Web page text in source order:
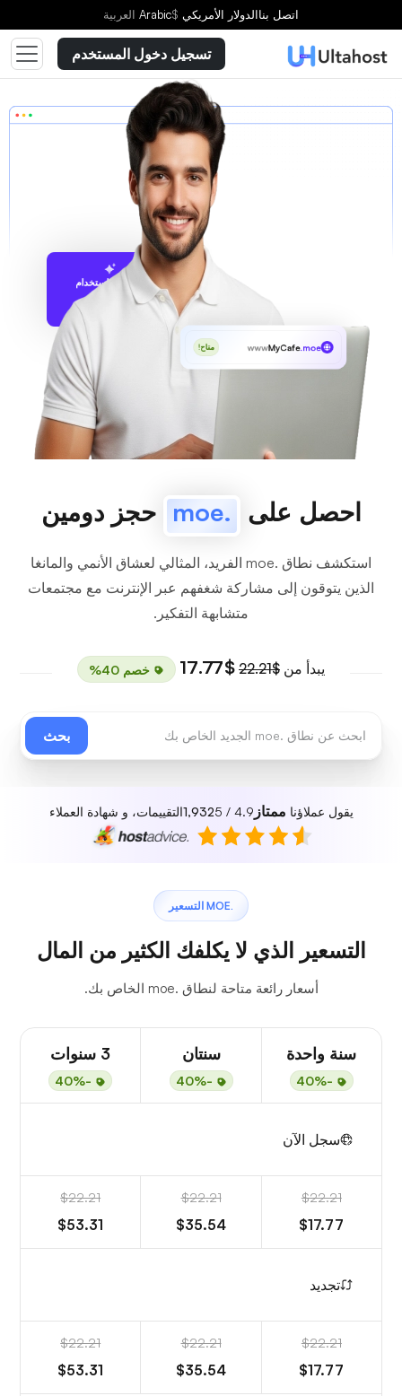
اتصل بناالدولار الأمريكي $
Arabic العربية
تسجيل دخول المستخدم
الاقتراح باستخدام
wwwMyCafe.moe متاح!
احصل على .moe حجز دومين
استكشف نطاق .moe الفريد، المثالي لعشاق الأنمي والمانغا
الذين يتوقون إلى مشاركة شغفهم عبر الإنترنت مع مجتمعات
متشابهة التفكير.
يبدأ من $22.21
$17.77 خصم 40%
بحث
يقول عملاؤنا ممتاز 4.9 / 5
1,932التقييمات، و شهادة العملاء
.MOE التسعير
التسعير الذي لا يكلفك الكثير من المال
أسعار رائعة متاحة لنطاق .moe الخاص بك.
سنة واحدة
-40%
سنتان
-40%
3 سنوات
-40%
سجل الآن
$22.21
$17.77
$22.21
$35.54
$22.21
$53.31
تجديد
$22.21
$17.77
$22.21
$35.54
$22.21
$53.31